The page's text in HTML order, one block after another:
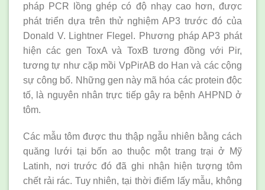
pháp PCR lồng ghép có độ nhạy cao hơn, được
phát triển dựa trên thử nghiệm AP3 trước đó của
Donald V. Lightner Flegel. Phương pháp AP3 phát
hiện các gen ToxA và ToxB tương đồng với Pir,
tương tự như cặp mồi VpPirAB do Han và các cộng
sự công bố. Những gen này mã hóa các protein độc
tố, là nguyên nhân trực tiếp gây ra bệnh AHPND ở
tôm.
Các mẫu tôm được thu thập ngẫu nhiên bằng cách
quăng lưới tại bốn ao thuộc một trang trại ở Mỹ
Latinh, nơi trước đó đã ghi nhận hiện tượng tôm
chết rải rác. Tuy nhiên, tại thời điểm lấy mẫu, không